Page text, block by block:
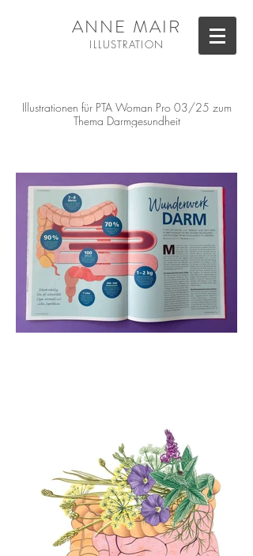
ANNE MAIR
ILLUSTRATION
Illustrationen für PTA Woman Pro 03/25 zum
Thema Darmgesundheit